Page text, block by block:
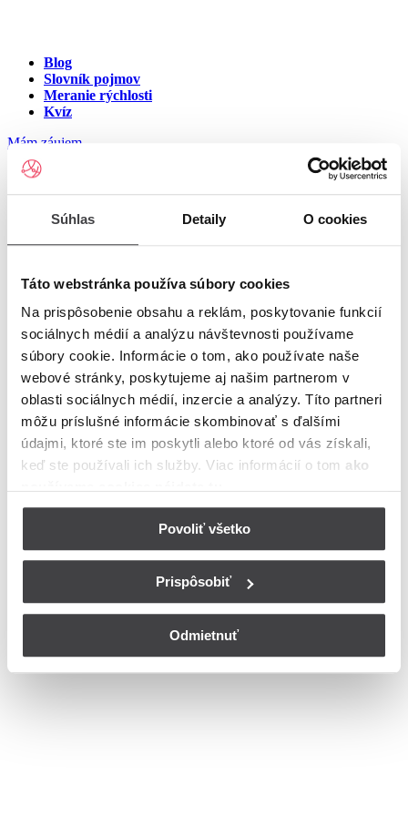
Súhlas Detaily O cookies
Táto webstránka používa súbory cookies
Na prispôsobenie obsahu a reklám, poskytovanie funkcií
sociálnych médií a analýzu návštevnosti používame
súbory cookie. Informácie o tom, ako používate naše
webové stránky, poskytujeme aj našim partnerom v
oblasti sociálnych médií, inzercie a analýzy. Títo partneri
môžu príslušné informácie skombinovať s ďalšími
údajmi, ktoré ste im poskytli alebo ktoré od vás získali,
keď ste používali ich služby. Viac informácií o tom ako
Povoliť všetko
Prispôsobiť
Odmietnuť
Blog
Slovník pojmov
Meranie rýchlosti
Kvíz
Mám záujem
Internet na ulici B. S. Timravy,
Halič
Zadajte číslo vchodu pre zobrazenie ponuky internetu v meste
Zadajte číslo domu/vchodupre zobrazenie ponuky internetu v
lokalite Halič
Zoznam čísiel domov/vchodov na ulici B. S.
Timravy v meste Halič
Bohužiaľ, nedisponujeme zoznamom dostupných čísiel vchodov na
ulici B. S. Timravy v meste Halič.
© Copyright 2026 Nastavenia cookies